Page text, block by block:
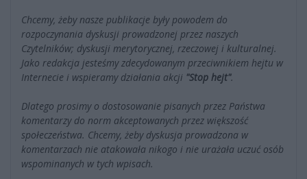
Chcemy, żeby nasze publikacje były powodem do
rozpoczynania dyskusji prowadzonej przez naszych
Czytelników; dyskusji merytorycznej, rzeczowej i kulturalnej.
Jako redakcja jesteśmy zdecydowanym przeciwnikiem hejtu w
Internecie i wspieramy działania akcji "Stop hejt".
Dlatego prosimy o dostosowanie pisanych przez Państwa
komentarzy do norm akceptowanych przez większość
społeczeństwa. Chcemy, żeby dyskusja prowadzona w
komentarzach nie atakowała nikogo i nie urażała uczuć osób
wspominanych w tych wpisach.